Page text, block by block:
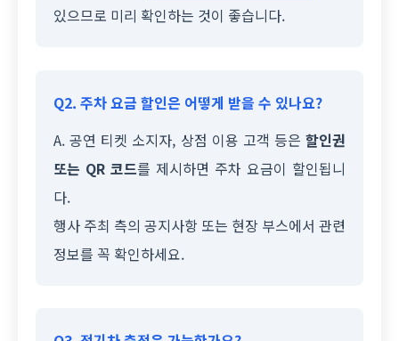
있으므로 미리 확인하는 것이 좋습니다.
Q2. 주차 요금 할인은 어떻게 받을 수 있나요?
A. 공연 티켓 소지자, 상점 이용 고객 등은 할인권
또는 QR 코드를 제시하면 주차 요금이 할인됩니
다.
행사 주최 측의 공지사항 또는 현장 부스에서 관련
정보를 꼭 확인하세요.